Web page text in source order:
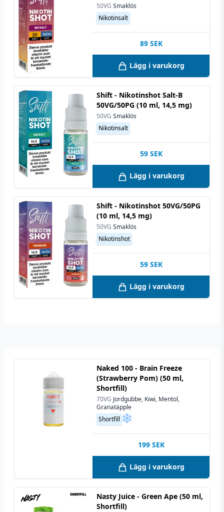
50VG Smaklös
Nikotinsalt
89 SEK
Lägg i varukorg
Shift - Nikotinshot Salt-B
50VG/50PG (10 ml, 14,5 mg)
50VG Smaklös
Nikotinsalt
59 SEK
Lägg i varukorg
Shift - Nikotinshot 50VG/50PG
(10 ml, 14,5 mg)
50VG Smaklös
Nikotinshot
59 SEK
Lägg i varukorg
Naked 100 - Brain Freeze
(Strawberry Pom) (50 ml,
Shortfill)
70VG Jordgubbe, Kiwi, Mentol,
Granatäpple
Shortfill
199 SEK
Lägg i varukorg
Nasty Juice - Green Ape (50 ml,
Shortfill)